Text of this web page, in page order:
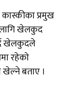
कास्कीका प्रमुख
खेलकुद
खेलकुदले
रहेको
बताए ।